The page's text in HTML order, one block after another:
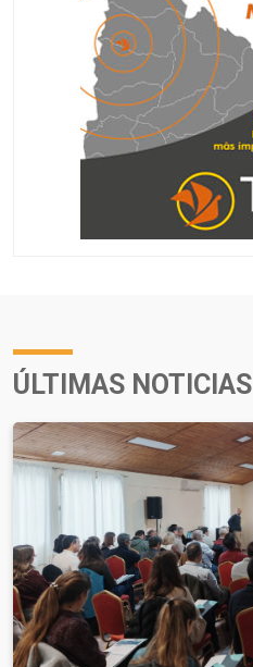
ÚLTIMAS NOTICIAS